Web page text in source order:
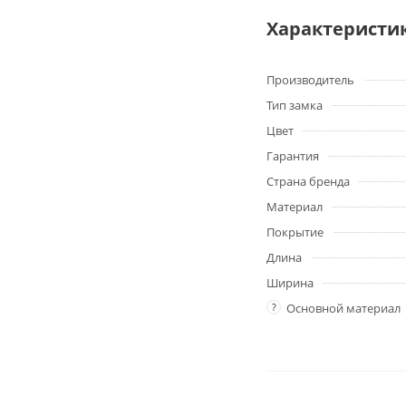
Производитель
Тип замка
Цвет
Гарантия
Страна бренда
Материал
Покрытие
Длина
Ширина
? Основной материал